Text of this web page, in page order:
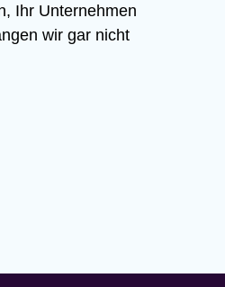
Ihr Unternehmen
wir gar nicht